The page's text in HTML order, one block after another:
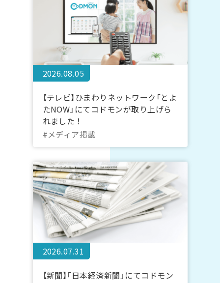
2026.08.05
【テレビ】ひまわりネットワーク「とよ
たNOW」にてコドモンが取り上げら
れました！
#メディア掲載
2026.07.31
【新聞】「日本経済新聞」にてコドモン